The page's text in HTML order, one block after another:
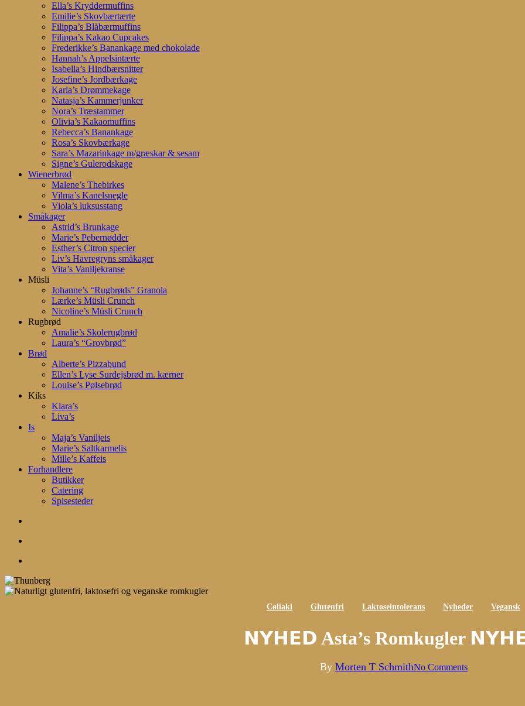
Ella’s Kryddermuffins
Emilie’s Skovbærtærte
Filippa’s Blåbærmuffins
Filippa’s Kakao Cupcakes
Frederikke’s Banankage med chokolade
Hannah’s Appelsintærte
Isabella’s Hindbærsnitter
Josefine’s Jordbærkage
Karla’s Drømmekage
Natasja’s Kammerjunker
Nora’s Træstammer
Olivia’s Kakaomuffins
Rebecca’s Banankage
Rosa’s Skovbærkage
Sara’s Mazarinkage m/græskar & sesam
Signe’s Gulerodskage
Wienerbrød
Malene’s Thebirkes
Vilma’s Kanelsnegle
Viola’s luksusstang
Småkager
Astrid’s Brunkage
Marie’s Pebernødder
Esther’s Citron specier
Liv’s Havregryns småkager
Vita’s Vaniljekranse
Müsli
Johanne’s “Rugbrøds” Granola
Lærke’s Müsli Crunch
Nicoline’s Müsli Crunch
Rugbrød
Amalie’s Skolerugbrød
Laura’s “Grovbrød”
Brød
Alberte’s Pizzabund
Ellen’s Lyse Surdejsbrød m. kærner
Louise’s Pølsebrød
Kiks
Klara’s
Liva’s
Is
Maja’s Vaniljeis
Marie’s Saltkarmelis
Mille’s Kaffeis
Forhandlere
Butikker
Catering
Spisesteder
Cøliaki Glutenfri Laktoseintolerans Nyheder Vegansk
𝗡𝗬𝗛𝗘𝗗 Asta’s Romkugler
By Morten T SchmithNo Comments